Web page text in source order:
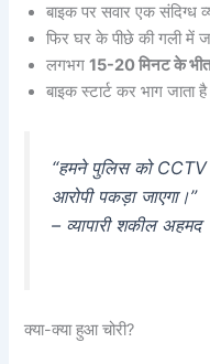
बाइक पर सवार एक संदिग्ध
फिर घर के पीछे की गली में
लगभग15-20 मिनट के
बाइक स्टार्ट कर भाग जाता है
“हमने पुलिस को
आरोपी पकड़ा जाएगा।”
– व्यापारी शकील अहमद
क्या-क्या हुआ चोरी?